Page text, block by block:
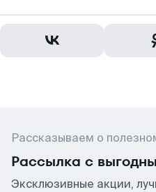
Рассказываем о
Рассылка с
Эксклюзивные акции,